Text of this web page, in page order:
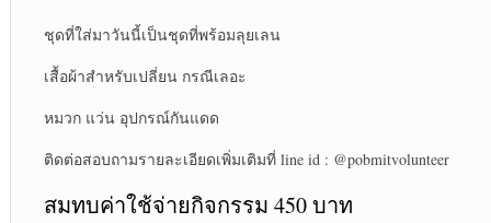
ชุดที่ใส่มาวันนี้เป็นชุดที่พร้อมลุยเลน
เสื้อผ้าสำหรับเปลี่ยน กรณีเลอะ
หมวก แว่น อุปกรณ์กันแดด
ติดต่อสอบถามรายละเอียดเพิ่มเติมที่ line id : @pobmitvolunteer
สมทบค่าใช้จ่ายกิจกรรม 450 บาท